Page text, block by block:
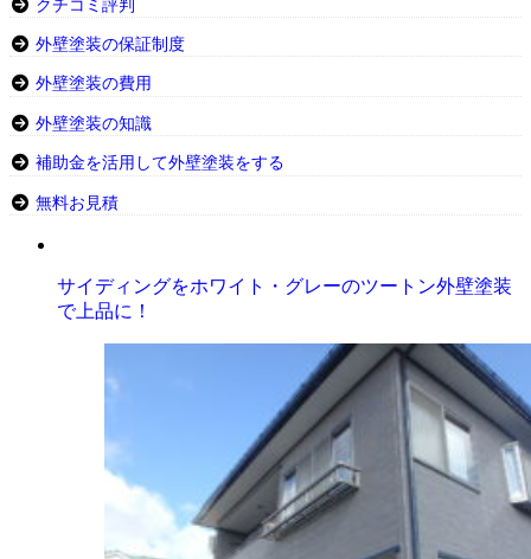
クチコミ評判
外壁塗装の保証制度
外壁塗装の費用
外壁塗装の知識
補助金を活用して外壁塗装をする
無料お見積
サイディングをホワイト・グレーのツートン外壁塗装
で上品に！